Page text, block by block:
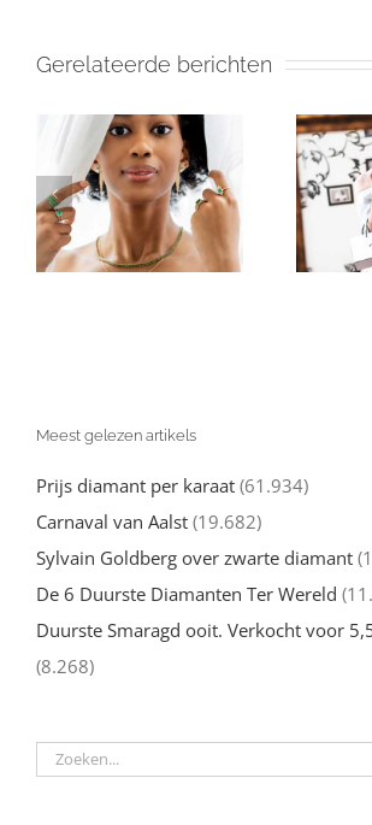
Gerelateerde berichten
Luxesector ziet
groei in eerste
kwartaal
Meest gelezen artikels
Prijs diamant per karaat (61.934)
Carnaval van Aalst (19.682)
Sylvain Goldberg over zwarte diamant
De 6 Duurste Diamanten Ter Wereld
Duurste Smaragd ooit. Verkocht voor
(8.268)
Zoeken